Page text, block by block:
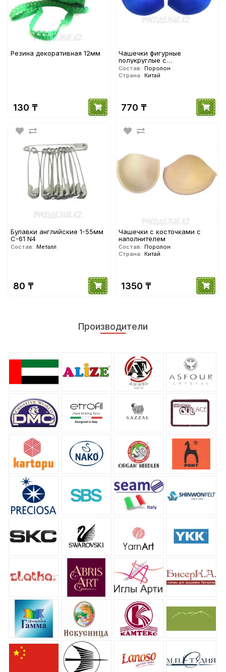
Резина декоративная 12мм
130 ₸
Чашечки фигурные
полукруглые с
наполнителем, объем 75
Angelica Fashion
Состав: Поролон
Страна: Китай
770 ₸
Булавки английские 1-55мм
С-61 N4
Состав: Металл
80 ₸
Чашечки с косточками с
наполнителем
Состав: Поролон
Страна: Китай
1350 ₸
Производители